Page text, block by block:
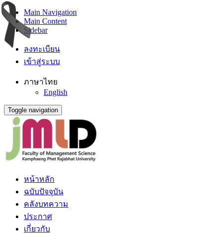
Main Navigation
Main Content
Sidebar
ลงทะเบียน
เข้าสู่ระบบ
ภาษาไทย
English
Toggle navigation
หน้าหลัก
ฉบับปัจจุบัน
คลังบทความ
ประกาศ
เกี่ยวกับ